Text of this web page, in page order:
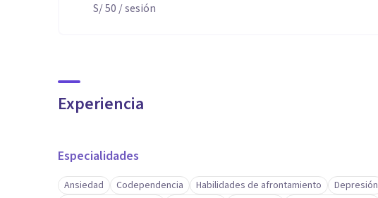
S/ 50 / sesión
Experiencia
Especialidades
Ansiedad Codependencia Habilidades de afrontamiento Depresión